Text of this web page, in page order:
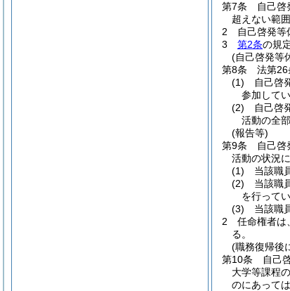
第7条
自己
超えない範
2
自己啓発等
3
第2条の規
(自己啓発等
第8条
法第26
(1)
自己啓
参加して
(2)
自己啓
活動の全
(報告等)
第9条
自己
活動の状況
(1)
当該職
(2)
当該職
を行って
(3)
当該職
2
任命権者は
る。
(職務復帰後
第10条
自己
大学等課程
のにあって